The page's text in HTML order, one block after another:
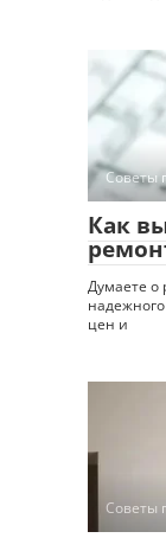
Советы
Как
Думаете о
цен и
Советы